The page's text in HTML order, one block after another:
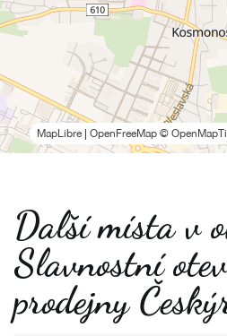
MapLibre OpenFreeMap ©
Další místa v
Slavnostní
prodejny